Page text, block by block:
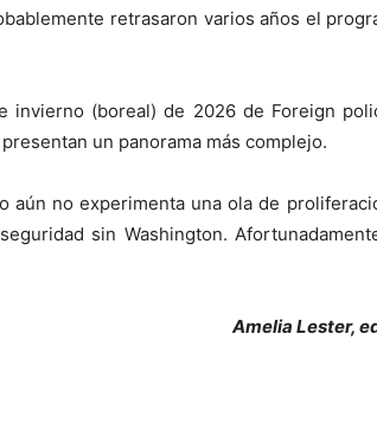
retrasaron varios años el
invierno (boreal) de 2026 de Foreign
un panorama más complejo.
no experimenta una ola de
sin Washington.
Amelia Lester,